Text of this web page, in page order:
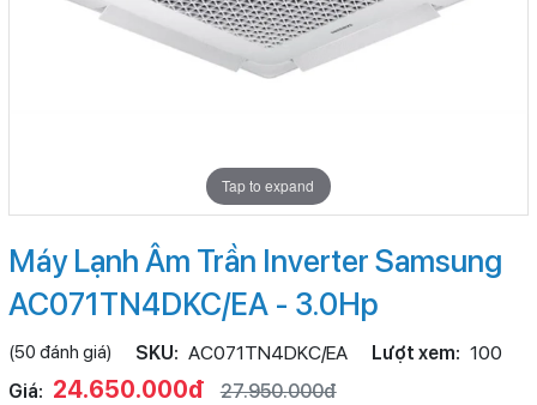
Tap to expand
Máy Lạnh Âm Trần Inverter Samsung
AC071TN4DKC/EA - 3.0Hp
(50 đánh giá) SKU: AC071TN4DKC/EA Lượt xem: 100
Giá: 24.650.000đ
27.950.000đ